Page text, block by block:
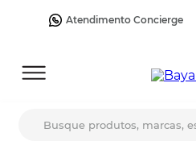
Atendimento Concierge